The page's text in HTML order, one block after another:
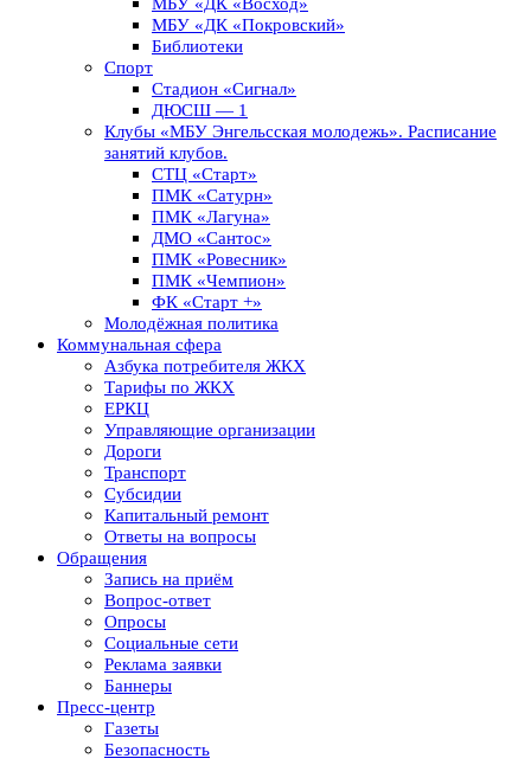
МБУ «ДК «Восход»
МБУ «ДК «Покровский»
Библиотеки
Спорт
Стадион «Сигнал»
ДЮСШ — 1
Клубы «МБУ Энгельсская молодежь». Расписание
занятий клубов.
СТЦ «Старт»
ПМК «Сатурн»
ПМК «Лагуна»
ДМО «Сантос»
ПМК «Ровесник»
ПМК «Чемпион»
ФК «Старт +»
Молодёжная политика
Коммунальная сфера
Азбука потребителя ЖКХ
Тарифы по ЖКХ
ЕРКЦ
Управляющие организации
Дороги
Транспорт
Субсидии
Капитальный ремонт
Ответы на вопросы
Обращения
Запись на приём
Вопрос-ответ
Опросы
Социальные сети
Реклама заявки
Баннеры
Пресс-центр
Газеты
Безопасность